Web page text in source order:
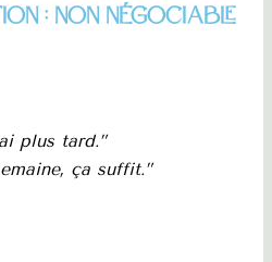
: non négociable
plus tard.”
ça suffit.”